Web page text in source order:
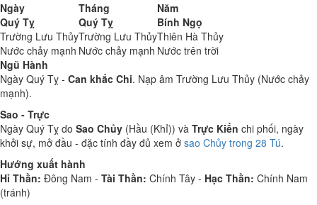
Ngày
Tháng
Năm
Quý Tỵ
Quý Tỵ
Bính Ngọ
Trường Lưu ThủyTrường Lưu ThủyThiên Hà Thủy
Nước chảy mạnh Nước chảy mạnh Nước trên trời
Ngũ Hành
Ngày Quý Tỵ - Can khắc Chi. Nạp âm Trường Lưu Thủy (Nước chảy
mạnh).
Sao - Trực
Ngày Quý Tỵ do Sao Chủy (Hầu (Khỉ)) và Trực Kiến chi phối, ngày
khởi sự, mở đầu - đặc tính đầy đủ xem ở sao Chủy trong 28 Tú.
Hướng xuất hành
Hỉ Thần: Đông Nam - Tài Thần: Chính Tây - Hạc Thần: Chính Nam
(tránh)